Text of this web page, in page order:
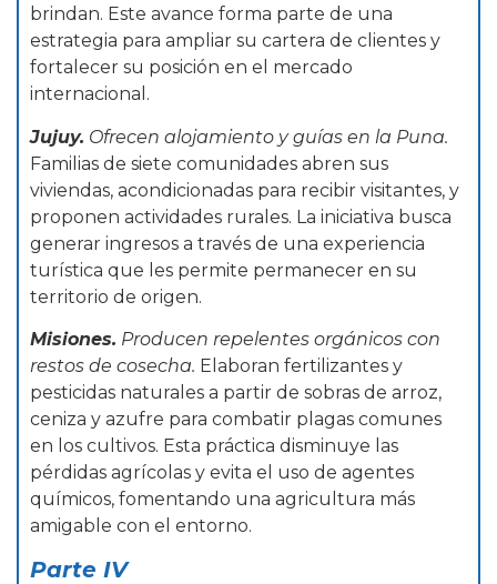
brindan. Este avance forma parte de una
estrategia para ampliar su cartera de clientes y
fortalecer su posición en el mercado
internacional.
Jujuy. Ofrecen alojamiento y guías en la Puna.
Familias de siete comunidades abren sus
viviendas, acondicionadas para recibir visitantes, y
proponen actividades rurales. La iniciativa busca
generar ingresos a través de una experiencia
turística que les permite permanecer en su
territorio de origen.
Misiones. Producen repelentes orgánicos con
restos de cosecha. Elaboran fertilizantes y
pesticidas naturales a partir de sobras de arroz,
ceniza y azufre para combatir plagas comunes
en los cultivos. Esta práctica disminuye las
pérdidas agrícolas y evita el uso de agentes
químicos, fomentando una agricultura más
amigable con el entorno.
Parte IV